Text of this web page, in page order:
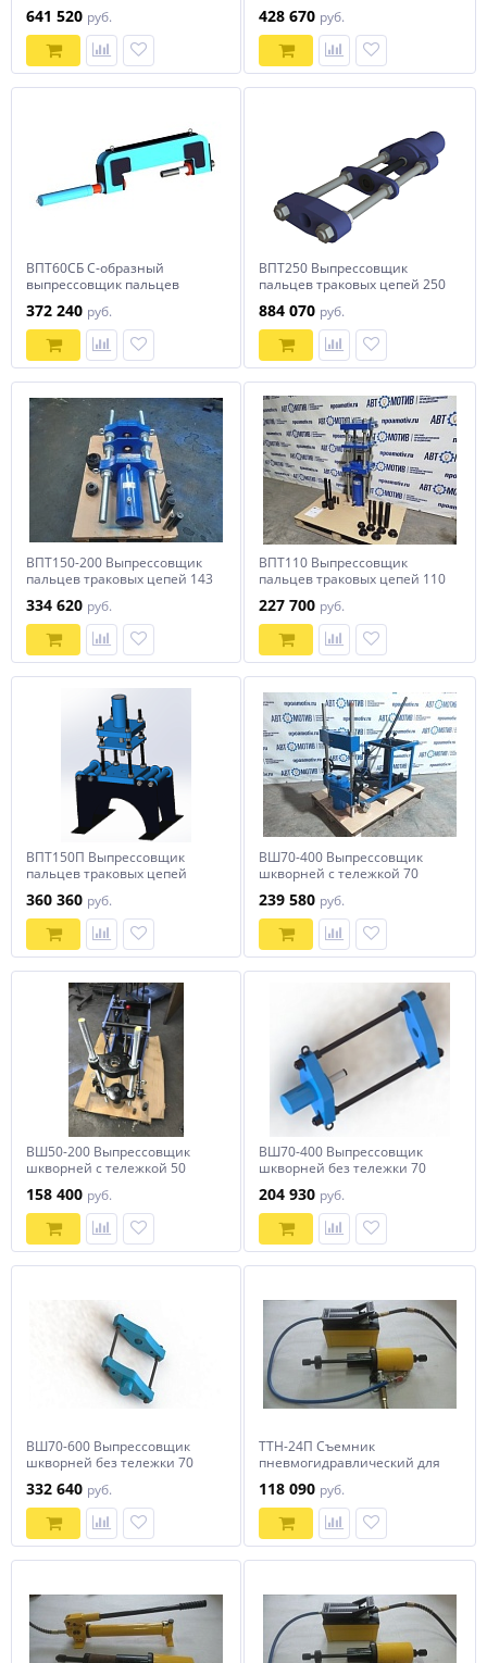
150 тонн
641 520 руб.
80 тонн
428 670 руб.
ВПТ60СБ С-образный
выпрессовщик пальцев
60 тонн
372 240 руб.
ВПТ250 Выпрессовщик
пальцев траковых цепей 250
884 070 руб.
ВПТ150-200 Выпрессовщик
пальцев траковых цепей 143
334 620 руб.
ВПТ110 Выпрессовщик
пальцев траковых цепей 110
227 700 руб.
ВПТ150П Выпрессовщик
пальцев траковых цепей
360 360 руб.
ВШ70-400 Выпрессовщик
шкворней с тележкой 70
239 580 руб.
ВШ50-200 Выпрессовщик
шкворней с тележкой 50
158 400 руб.
ВШ70-400 Выпрессовщик
шкворней без тележки 70
204 930 руб.
ВШ70-600 Выпрессовщик
шкворней без тележки 70
332 640 руб.
ТТН-24П Съемник
пневмогидравлический для
колесных болтов
118 090 руб.